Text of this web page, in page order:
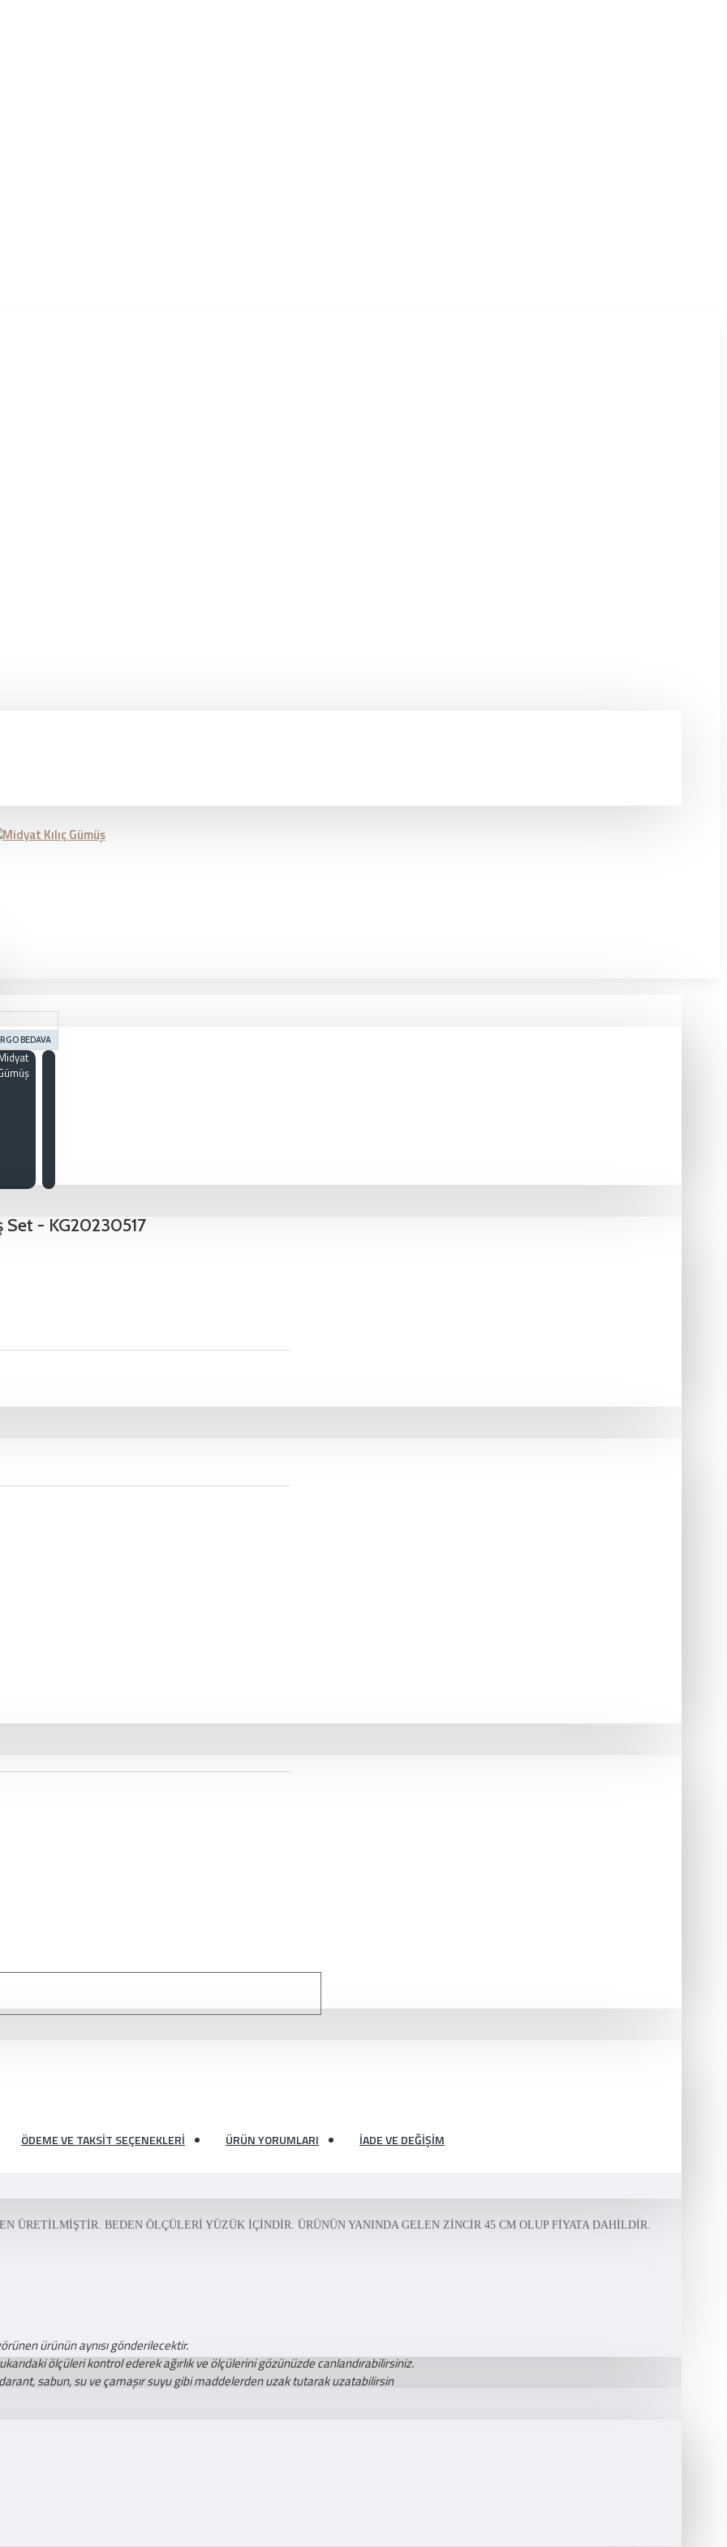
BEDAVA
- KG20230517
ÖDEME VE TAKSIT SEÇENEKLERI ÜRÜN YORUMLARI İADE VE DEĞIŞIM
ÜRETİLMİŞTİR. BEDEN ÖLÇÜLERİ YÜZÜK İÇİNDİR. ÜRÜNÜN YANINDA GELEN ZİNCİR 45 CM OLUP FİYATA DAHİLDİR.
ürünün aynısı gönderilecektir.
ölçüleri kontrol ederek ağırlık ve ölçülerini gözünüzde canlandırabilirsiniz.
sabun, su ve çamaşır suyu gibi maddelerden uzak tutarak uzatabilirsin